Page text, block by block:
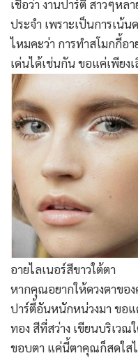
เชื่อว่า งานปาร์ตี้ สาวๆหล
ประจำ เพราะเป็นการเน้
ไหมคะว่า การทำสโมกกี้อ
เด่นได้เช่นกัน ขอแค่เพียง
อายไลเนอร์สีขาวใต้ตา
หากคุณอยากให้ดวงตาขอ
ปาร์ตี้อันหนักหน่วงมา ขอแ
ทอง สีที่สว่าง เขียนบริเวณ
ขอบตา แค่นี้ตาคุณก็สดใส